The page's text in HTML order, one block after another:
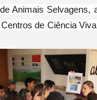
Animais Selvagens,
de Ciência